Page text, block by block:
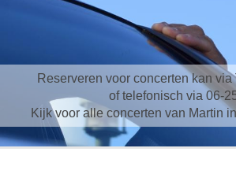
Reserveren voor concerten kan via
of telefonisch via 06-
Kijk voor alle concerten van Martin